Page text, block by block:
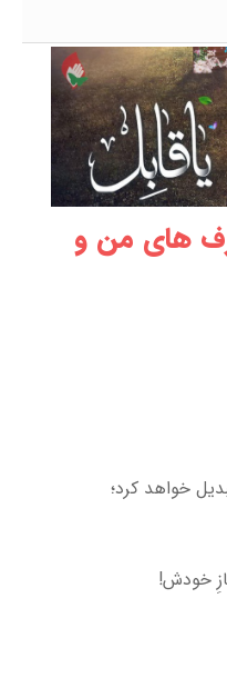
های من و
خواهد کرد؛
خودش!